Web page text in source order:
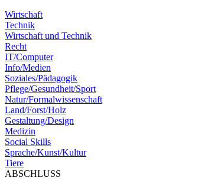
Wirtschaft
Technik
Wirtschaft und Technik
Recht
IT/Computer
Info/Medien
Soziales/Pädagogik
Pflege/Gesundheit/Sport
Natur/Formalwissenschaft
Land/Forst/Holz
Gestaltung/Design
Medizin
Social Skills
Sprache/Kunst/Kultur
Tiere
ABSCHLUSS